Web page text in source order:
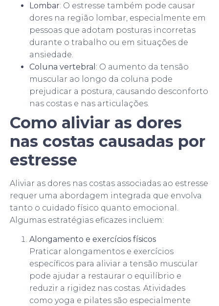
Lombar: O estresse também pode causar
dores na região lombar, especialmente em
pessoas que adotam posturas incorretas
durante o trabalho ou em situações de
ansiedade.
Coluna vertebral : O aumento da tensão
muscular ao longo da coluna pode
prejudicar a postura, causando desconforto
nas costas e nas articulações.
Como aliviar as dores
nas costas causadas por
estresse
Aliviar as dores nas costas associadas ao estresse
requer uma abordagem integrada que envolva
tanto o cuidado físico quanto emocional.
Algumas estratégias eficazes incluem:
Alongamento e exercícios físicos
Praticar alongamentos e exercícios
específicos para aliviar a tensão muscular
pode ajudar a restaurar o equilíbrio e
reduzir a rigidez nas costas. Atividades
como yoga e pilates são especialmente